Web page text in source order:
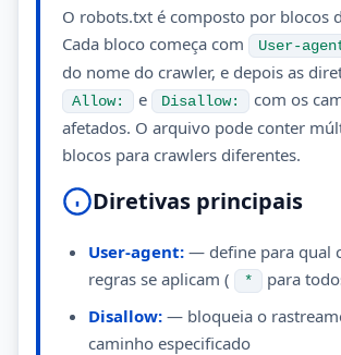
O robots.txt é composto por blocos
Cada bloco começa com
User-
do nome do crawler, e depois as
Allow: e Disallow:
com os
afetados. O arquivo pode conter
blocos para crawlers diferentes.
Diretivas principais
User-agent: — define para qual
regras se aplicam (
*
para
Disallow: — bloqueia o
caminho especificado